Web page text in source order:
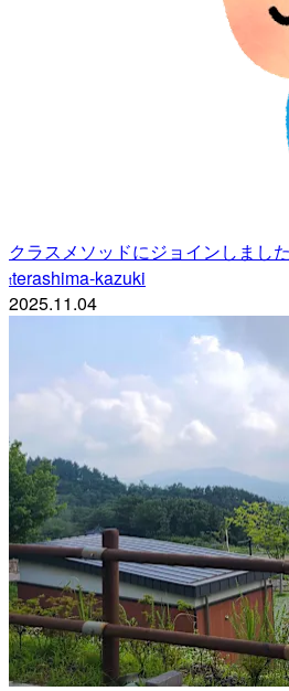
クラスメソッドにジョインしまし
tterashima-kazuki
2025.11.04